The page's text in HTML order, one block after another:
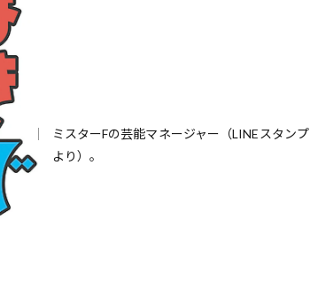
ミスターFの芸能マネージャー（LINEスタンプ
より）。